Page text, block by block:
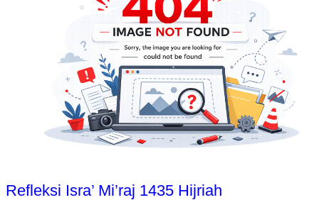
Refleksi Isra’ Mi’raj 1435 Hijriah